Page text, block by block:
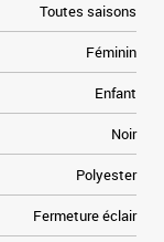
Toutes saisons
Féminin
Enfant
Noir
Polyester
Fermeture éclair